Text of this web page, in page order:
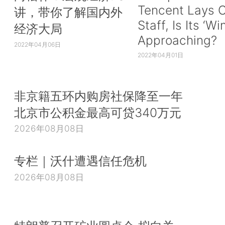
讲，带你了解国内外
经济大局
2022年04月06日
Tencent Lays
Staff, Is Its
Approaching?
2022年04月01日
非京籍五环内购房社保降至一年
北京市公积金最高可贷340万元
2026年08月08日
专栏｜沃什遭遇信任危机
2026年08月08日